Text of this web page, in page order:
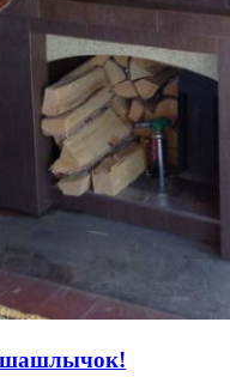
шашлычок!